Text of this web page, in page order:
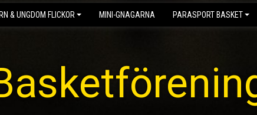
& UNGDOM FLICKOR MINI-GNAGARNA PARASPORT BASKET